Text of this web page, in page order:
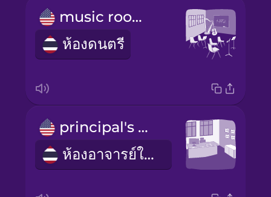
music room
ห้องดนตรี
principal's office
ห้องอาจารย์ใหญ่